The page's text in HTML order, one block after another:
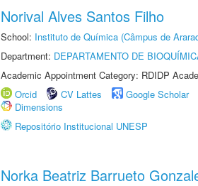
Norival Alves Santos Filho
School: Instituto de Química (Câmpus de
Department: DEPARTAMENTO DE
Academic Appointment Category: RDIDP
Orcid
CV Lattes Google Scholar
Dimensions
Repositório Institucional UNESP
Norka Beatriz Barrueto